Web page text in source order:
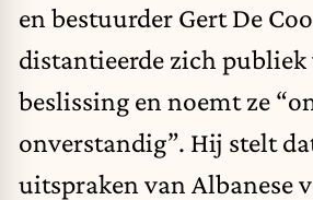
en bestuurder Gert De
distantieerde zich publiek
beslissing en noemt ze
onverstandig”. Hij stelt
uitspraken van Albanese